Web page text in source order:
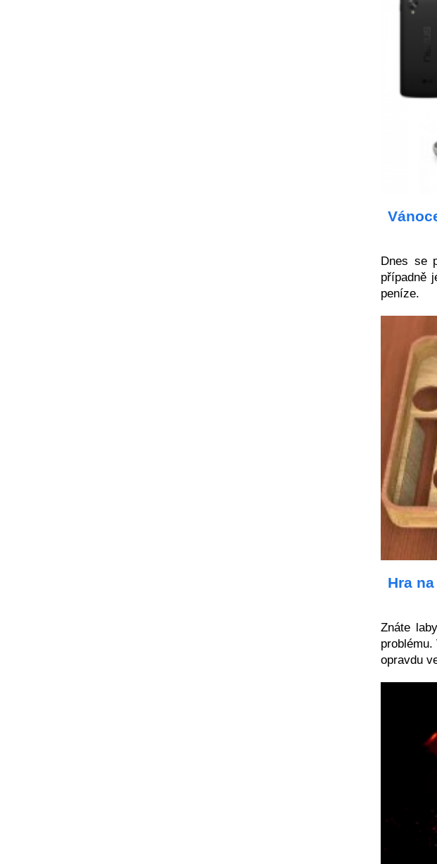
Dnes se
případně
peníze.
Hra
Znáte
opravdu